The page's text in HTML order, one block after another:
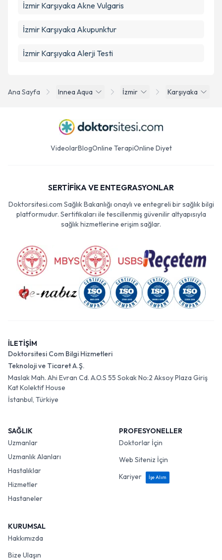
Ana Sayfa Innea Aqua İzmir Karşıyaka
İzmir Karşıyaka Akne Vulgaris
İzmir Karşıyaka Akupunktur
İzmir Karşıyaka Alerji Testi
VideolarBlogOnline TerapiOnline Diyet
SERTİFİKA VE ENTEGRASYONLAR
Doktorsitesi.com Sağlık Bakanlığı onaylı ve entegreli bir sağlık bilgi
platformudur. Sertifikaları ile tescillenmiş güvenilir altyapısıyla
sağlık hizmetlerine erişim sağlar.
İLETİŞİM
Doktorsitesi Com Bilgi Hizmetleri
Teknoloji ve Ticaret A.Ş.
Maslak Mah. Ahi Evran Cd. A.O.S 55 Sokak No:2 Aksoy Plaza Giriş
Kat Kolektif House
İstanbul, Türkiye
SAĞLIK
Uzmanlar
Uzmanlık Alanları
Hastalıklar
Hizmetler
Hastaneler
PROFESYONELLER
Doktorlar İçin
Web Siteniz İçin
Kariyer
İşe Alım
KURUMSAL
Hakkımızda
Bize Ulaşın